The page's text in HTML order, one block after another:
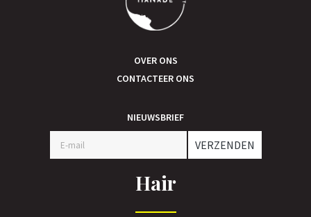
OVER ONS
CONTACTEER ONS
NIEUWSBRIEF
VERZENDEN
Hair